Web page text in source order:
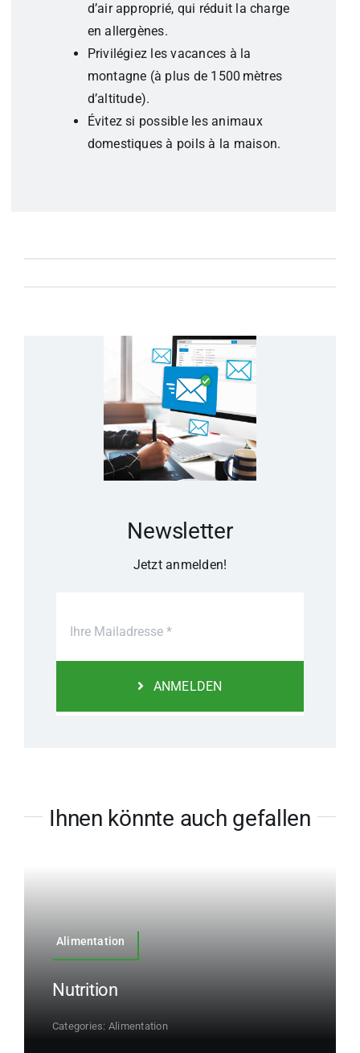
d’air approprié, qui réduit la charge
en allergènes.
Privilégiez les vacances à la
montagne (à plus de 1500 mètres
d’altitude).
Évitez si possible les animaux
domestiques à poils à la maison.
Newsletter
Jetzt anmelden!
ANMELDEN
Ihnen könnte auch gefallen
Alimentation
Nutrition
Categories: Alimentation